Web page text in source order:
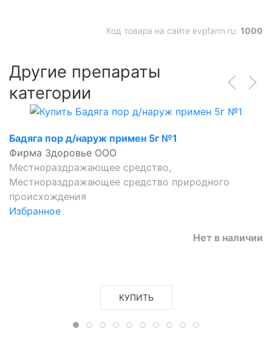
Код товара на сайте evpfarm.ru: 1000
Другие препараты
категории
Бадяга пор д/наруж примен 5г №1
Фирма Здоровье ООО
Местнораздражающее средство,
Местнораздражающее средство природного
происхождения
Избранное
Нет в наличии
КУПИТЬ